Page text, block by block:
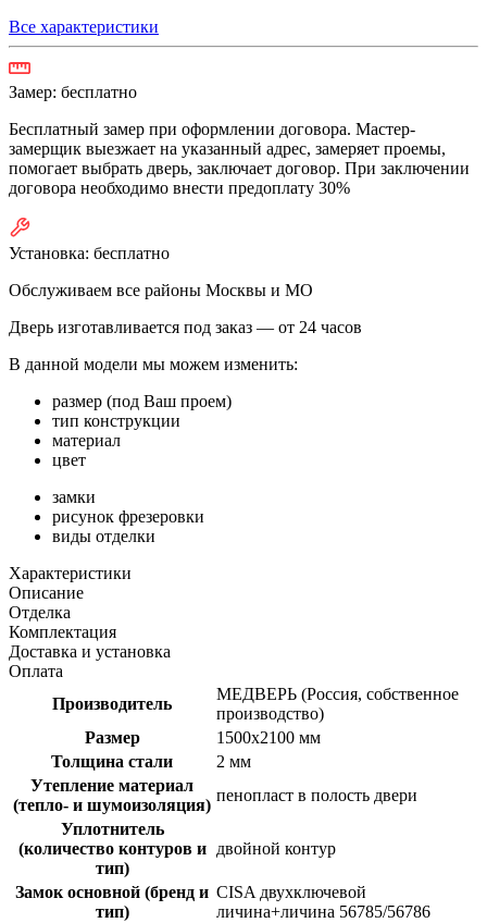
Все характеристики
Замер: бесплатно
Бесплатный замер при оформлении договора. Мастер-
замерщик выезжает на указанный адрес, замеряет проемы,
помогает выбрать дверь, заключает договор. При заключении
договора необходимо внести предоплату 30%
Установка: бесплатно
Обслуживаем все районы Москвы и МО
Дверь изготавливается под заказ — от 24 часов
В данной модели мы можем изменить:
размер (под Ваш проем)
тип конструкции
материал
цвет
замки
рисунок фрезеровки
виды отделки
Характеристики
Описание
Отделка
Комплектация
Доставка и установка
Оплата
Производитель
МЕДВЕРЬ (Россия, собственное
производство)
Размер
1500х2100 мм
Толщина стали
2 мм
Утепление материал
(тепло- и шумоизоляция)
пенопласт в полость двери
Уплотнитель
(количество контуров и
тип)
двойной контур
Замок основной (бренд и
тип)
CISA двухключевой
личина+личина 56785/56786